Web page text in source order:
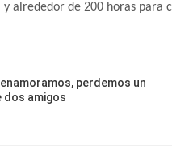
alrededor de 200 horas para
perdemos un
dos amigos